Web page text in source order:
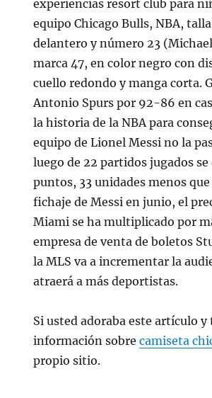
experiencias resort club para
equipo Chicago Bulls, NBA,
delantero y número 23
marca 47, en color negro con
cuello redondo y manga corta.
Antonio Spurs por 92-86 en
la historia de la NBA para
equipo de Lionel Messi no la
luego de 22 partidos jugados
puntos, 33 unidades menos
fichaje de Messi en junio, el
Miami se ha multiplicado por
empresa de venta de boletos
la MLS va a incrementar la
atraerá a más deportistas.
Si usted adoraba este artículo
información sobrecamiseta
propio sitio.